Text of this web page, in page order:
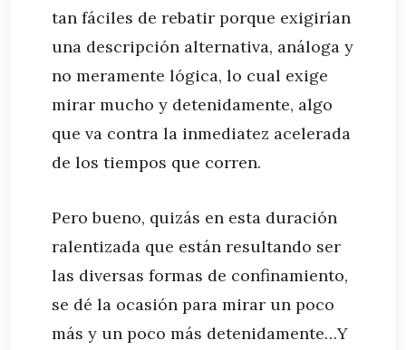
tan fáciles de rebatir porque exigirían
una descripción alternativa, análoga y
no meramente lógica, lo cual exige
mirar mucho y detenidamente, algo
que va contra la inmediatez acelerada
de los tiempos que corren.
Pero bueno, quizás en esta duración
ralentizada que están resultando ser
las diversas formas de confinamiento,
se dé la ocasión para mirar un poco
más y un poco más detenidamente…Y